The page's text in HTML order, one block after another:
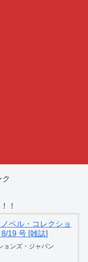
！
ベル・コレクショ
19 号 [雑誌]
ョンズ・ジャパン